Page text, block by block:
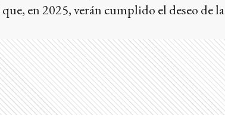
en 2025, verán cumplido el deseo de la